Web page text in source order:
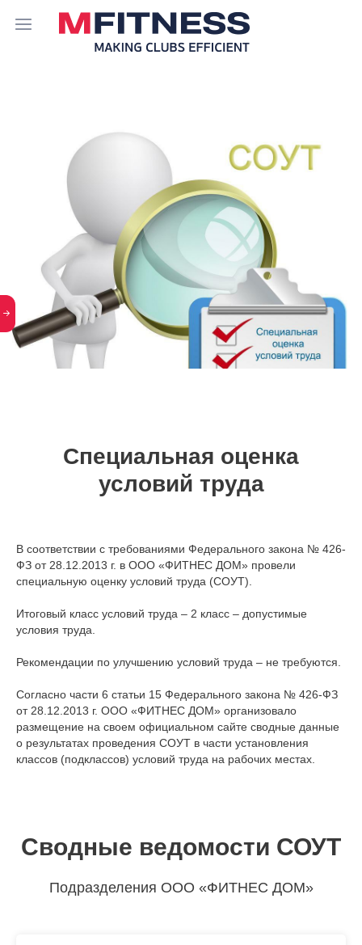
Специальная оценка
условий труда
В соответствии с требованиями Федерального закона № 426-
ФЗ от 28.12.2013 г. в ООО «ФИТНЕС ДОМ» провели
специальную оценку условий труда (СОУТ).
Итоговый класс условий труда – 2 класс – допустимые
условия труда.
Рекомендации по улучшению условий труда – не требуются.
Согласно части 6 статьи 15 Федерального закона № 426-ФЗ
от 28.12.2013 г. ООО «ФИТНЕС ДОМ» организовало
размещение на своем официальном сайте сводные данные
о результатах проведения СОУТ в части установления
классов (подклассов) условий труда на рабочих местах.
Сводные ведомости СОУТ
Подразделения OOO «ФИТНЕС ДОМ»